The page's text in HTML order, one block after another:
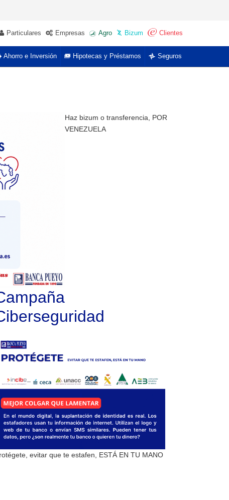
Particulares Empresas Agro Bizum Clientes
Seguros
Hipotecas y Préstamos
Ahorro e Inversión
Haz bizum o transferencia, POR
VENEZUELA
evitar que te estafen, ESTÁ EN TU MANO